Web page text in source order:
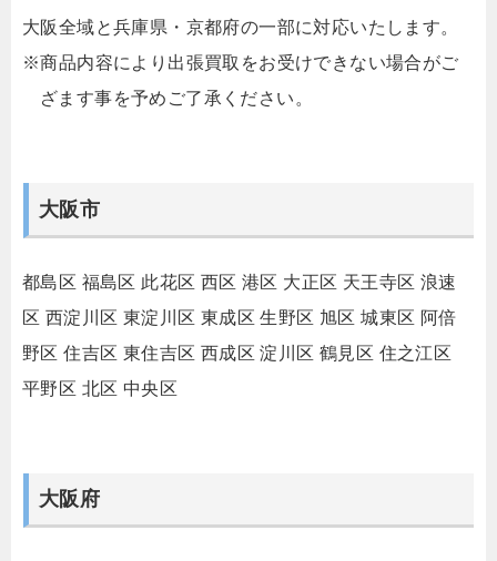
大阪全域と兵庫県・京都府の一部に対応いたします。
※商品内容により出張買取をお受けできない場合がご
ざます事を予めご了承ください。
大阪市
都島区 福島区 此花区 西区 港区 大正区 天王寺区 浪速
区 西淀川区 東淀川区 東成区 生野区 旭区 城東区 阿倍
野区 住吉区 東住吉区 西成区 淀川区 鶴見区 住之江区
平野区 北区 中央区
大阪府